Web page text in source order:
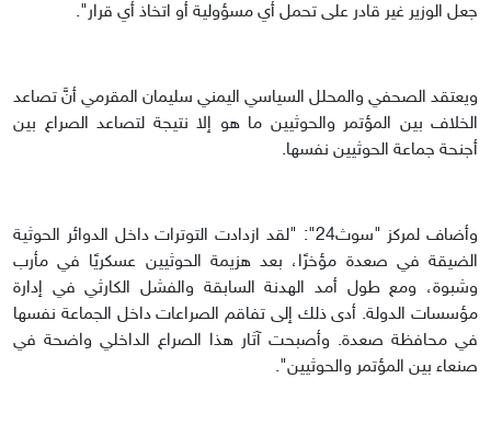
جعل الوزير غير قادر على تحمل أي مسؤولية أو اتخاذ أي قرار".
ويعتقد الصحفي والمحلل السياسي اليمني سليمان المقرمي أنَّ تصاعد
الخلاف بين المؤتمر والحوثيين ما هو إلا نتيجة لتصاعد الصراع بين
أجنحة جماعة الحوثيين نفسها.
وأضاف لمركز "سوث24": "لقد ازدادت التوترات داخل الدوائر الحوثية
الضيقة في صعدة مؤخرًا، بعد هزيمة الحوثيين عسكريًا في مأرب
وشبوة، ومع طول أمد الهدنة السابقة والفشل الكارثي في إدارة
مؤسسات الدولة. أدى ذلك إلى تفاقم الصراعات داخل الجماعة نفسها
في محافظة صعدة. وأصبحت آثار هذا الصراع الداخلي واضحة في
صنعاء بين المؤتمر والحوثيين".